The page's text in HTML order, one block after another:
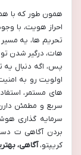
همون طور که با هم
احراز هویت، با
تحریم ها، یه
هات، درگیر شدن
پس، اگه دنبال
اولویت رو به
های مستمر،
سریع و مطمئن
سرمایه گذاری
بردن آگاهی ت
کریپتو،آگاهی،